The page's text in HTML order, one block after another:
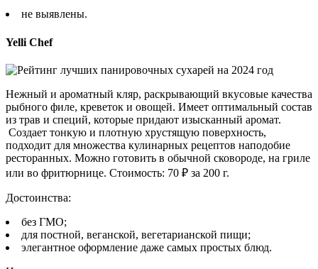
не выявлены.
Yelli Chef
Нежный и ароматный кляр, раскрывающий вкусовые качества
рыбного филе, креветок и овощей. Имеет оптимальный состав
из трав и специй, которые придают изысканный аромат.
Создает тонкую и плотную хрустящую поверхность,
подходит для множества кулинарных рецептов наподобие
ресторанных. Можно готовить в обычной сковороде, на гриле
или во фритюрнице. Стоимость: 70 ₽ за 200 г.
Достоинства:
без ГМО;
для постной, веганской, вегетарианской пищи;
элегантное оформление даже самых простых блюд.